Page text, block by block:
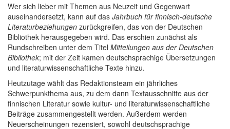
Wer sich lieber mit Themen aus Neuzeit und Gegenwart
auseinandersetzt, kann auf das Jahrbuch für finnisch-deutsche
Literaturbeziehungen zurückgreifen, das von der Deutschen
Bibliothek herausgegeben wird. Das erschien zunächst als
Rundschreiben unter dem Titel Mitteilungen aus der Deutschen
Bibliothek; mit der Zeit kamen deutschsprachige Übersetzungen
und literaturwissenschaftliche Texte hinzu.
Heutzutage wählt das Redaktionsteam ein jährliches
Schwerpunkthema aus, zu dem dann Textausschnitte aus der
finnischen Literatur sowie kultur- und literaturwissenschaftliche
Beiträge zusammengestellt werden. Außerdem werden
Neuerscheinungen rezensiert, sowohl deutschsprachige